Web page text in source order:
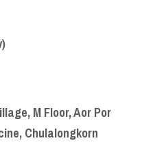
M Floor, Aor Por
Chulalongkorn